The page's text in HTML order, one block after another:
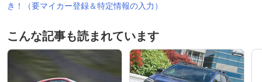
き！（要マイカー登録＆特定情報の入力）
こんな記事も読まれています